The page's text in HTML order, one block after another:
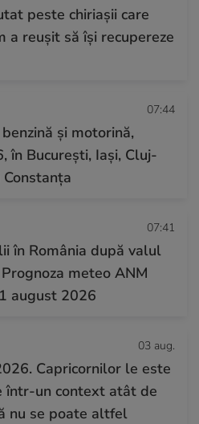
peste chiriașii care
a reușit să își recupereze
07:44
și motorină,
în București, Iași, Cluj-
07:41
în România după valul
meteo ANM
august 2026
03 aug.
Capricornilor le este
într-un context atât de
nu se poate altfel